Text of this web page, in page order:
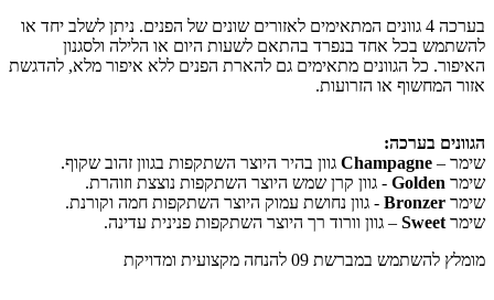
בערכה 4 גוונים המתאימים לאזורים שונים של הפנים. ניתן לשלב יחד או
להשתמש בכל אחד בנפרד בהתאם לשעות היום או הלילה ולסגנון
האיפור. כל הגוונים מתאימים גם להארת הפנים ללא איפור מלא, להדגשת
אזור המחשוף או הזרועות.
הגוונים בערכה:
שימר – Champagne גוון בהיר היוצר השתקפות בגוון זהוב שקוף.
שימר Golden - גוון קרן שמש היוצר השתקפות נוצצת וזוהרת.
שימר Bronzer - גוון נחושת עמוק היוצר השתקפות חמה וקורנת.
שימר Sweet – גוון וורוד רך היוצר השתקפות פנינית עדינה.
מומלץ להשתמש במברשת 09 להנחה מקצועית ומדויקת